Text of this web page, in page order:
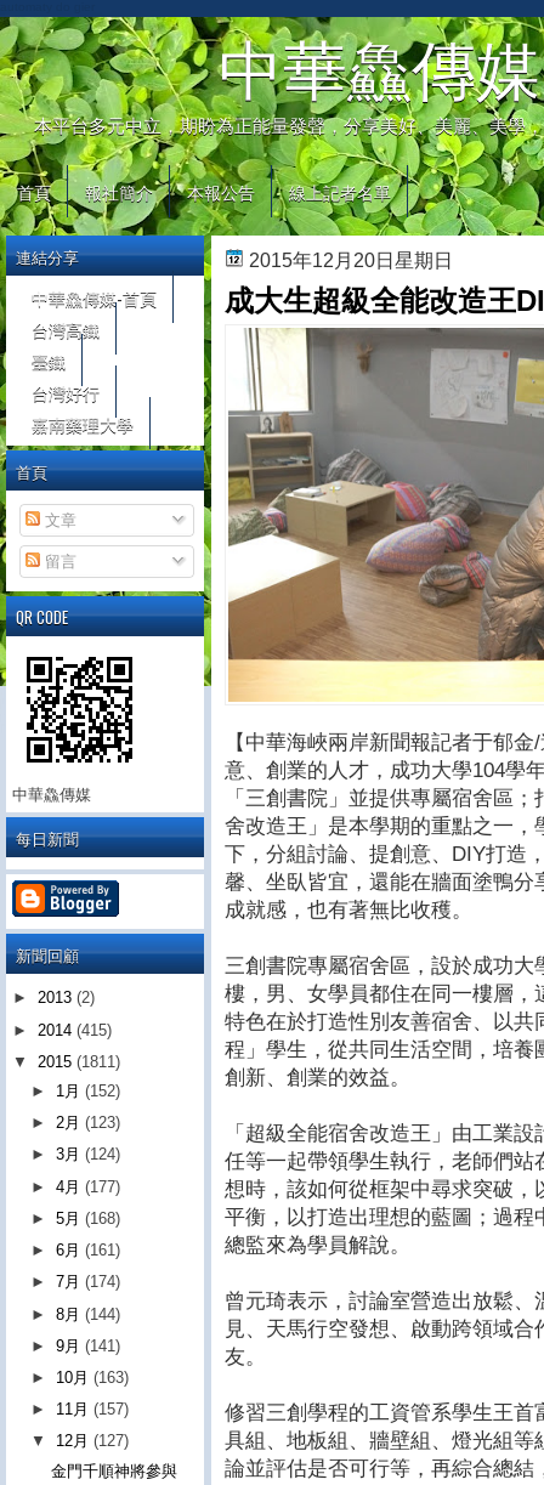
中華鱻傳媒
本平台多元中立，期盼為正能量發聲，分享美好、美麗、美學
首頁 報社簡介 本報公告 線上記者名單
2015年12月20日星期日
成大生超級全能改造王
【中華海峽兩岸新聞報記者于郁
意、創業的人才，成功大學104學
「三創書院」並提供專屬宿舍區
舍改造王」是本學期的重點之一
下，分組討論、提創意、DIY打造
馨、坐臥皆宜，還能在牆面塗鴨
成就感，也有著無比收穫。
三創書院專屬宿舍區，設於成功
樓，男、女學員都住在同一樓層
特色在於打造性別友善宿舍、以
程」學生，從共同生活空間，培
創新、創業的效益。
「超級全能宿舍改造王」由工業
任等一起帶領學生執行，老師們
想時，該如何從框架中尋求突破
平衡，以打造出理想的藍圖；過
總監來為學員解說。
曾元琦表示，討論室營造出放鬆
見、天馬行空發想、啟動跨領域
友。
修習三創學程的工資管系學生王
具組、地板組、牆壁組、燈光組
論並評估是否可行等，再綜合總
連結分享
中華鱻傳媒-首頁
台灣高鐵
臺鐵
台灣好行
嘉南藥理大學
首頁
文章
留言
QR CODE
中華鱻傳媒
每日新聞
新聞回顧
► 2013 (2)
► 2014 (415)
▼ 2015 (1811)
► 1月(152)
►2月(123)
►3月(124)
►4月(177)
►5月(168)
►6月(161)
►7月(174)
►8月(144)
►9月(141)
► 10月(163)
► 11月(157)
▼ 12月(127)
金門千順神將參與